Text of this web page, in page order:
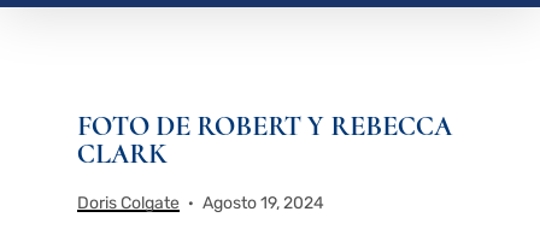
FOTO DE ROBERT Y REBECCA
CLARK
Doris Colgate Agosto 19, 2024